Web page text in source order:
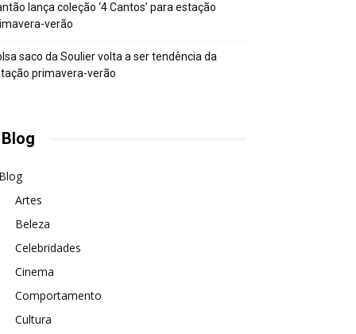
lança coleção ‘4 Cantos’ para estação
verão
saco da Soulier volta a ser tendência da
primavera-verão
Blog
Artes
Beleza
Celebridades
Cinema
Comportamento
Cultura